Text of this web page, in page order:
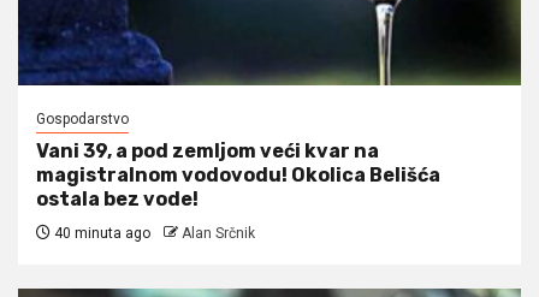
Gospodarstvo
Vani 39, a pod zemljom veći kvar na
magistralnom vodovodu! Okolica Belišća
ostala bez vode!
40 minuta ago Alan Srčnik